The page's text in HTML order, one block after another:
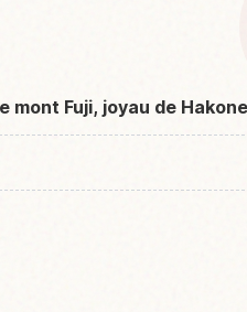
Fuji, joyau de Hakone